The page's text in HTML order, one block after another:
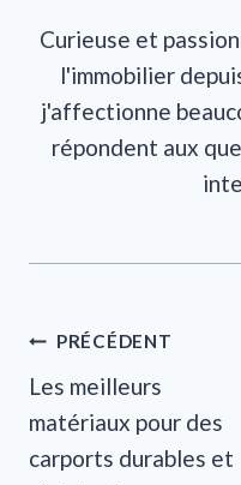
Curieuse et
l'immobilier
j'affectionne
répondent aux
Navigation
de
l’article
PRÉCÉDENT
Les meilleurs
matériaux pour des
carports durables et